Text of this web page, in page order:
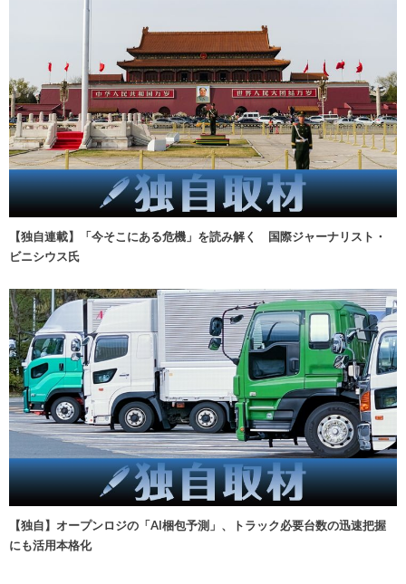
【独自連載】「今そこにある危機」を読み解く 国際ジャーナリスト・
ビニシウス氏
【独自】オープンロジの「AI梱包予測」、トラック必要台数の迅速把握
にも活用本格化